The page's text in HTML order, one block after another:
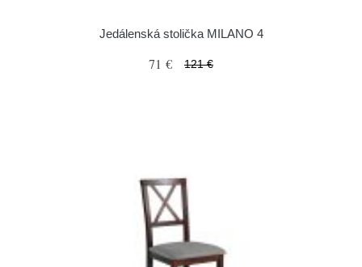
Jedálenská stolička MILANO 4
71 € 121 €